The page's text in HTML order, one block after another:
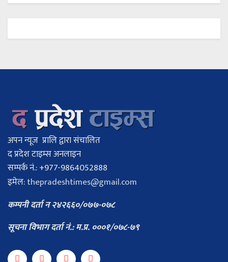
अपन न्यूज प्रालि द्वारा संचालित
द प्रदेश टाइम्स अनलाइन
सम्पर्क नं.: +977-9864052888
इमेल:thepradeshtimes@gmail.com
कम्पनी दर्ता न २४२६६०/०७७-०७८
सूचना विभाग दर्ता नं.: म.प्र. ०००१/०७८-७९